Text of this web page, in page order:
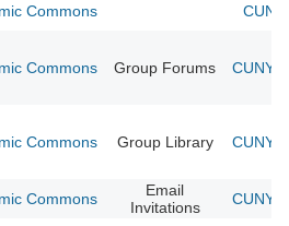
Commons
Commons Group Forums CUNY
Commons Group Library CUNY
Commons
Email
Invitations
CUNY